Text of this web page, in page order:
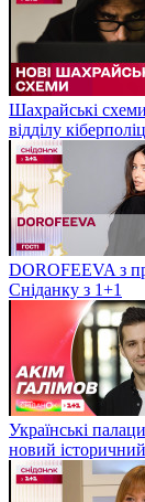
Шахрайські
відділу
DOROFEEVA з
Сніданку з 1+1
Українські
новий